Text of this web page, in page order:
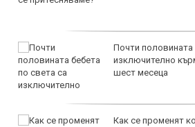
Почти половината
изключително
шест месеца
Как се променят